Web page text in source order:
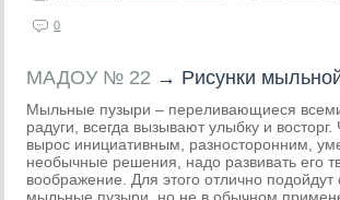
0
МАДОУ № 22 → Рисунки
Мыльные пузыри – переливающиеся
радуги, всегда вызывают улыбку и
вырос инициативным, разносторонним,
необычные решения, надо развивать его
воображение. Для этого отлично